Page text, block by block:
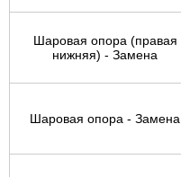
Шаровая опора (правая
нижняя) - Замена
Шаровая опора - Замена